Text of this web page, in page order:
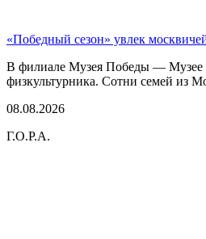
«Победный сезон» увлек
В филиале Музея Победы — Музее
физкультурника. Сотни семей из
08.08.2026
Г.О.Р.А.